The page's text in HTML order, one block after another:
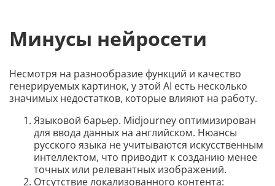
Минусы нейросети
Несмотря на разнообразие функций и качество
генерируемых картинок, у этой AI есть несколько
значимых недостатков, которые влияют на работу.
Языковой барьер. Midjourney оптимизирован
для ввода данных на английском. Нюансы
русского языка не учитываются искусственным
интеллектом, что приводит к созданию менее
точных или релевантных изображений.
Отсутствие локализованного контента: